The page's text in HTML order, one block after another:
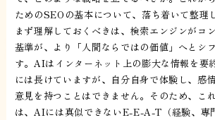
ためのSEOの基本について、落ち着いて整理
まず理解しておくべきは、検索エンジンがコ
基準が、より「人間ならではの価値」へとシ
す。AIはインターネット上の膨大な情報を要
には長けていますが、自分自身で体験し、感
意見を持つことはできません。そのため、こ
は、AIには真似できないE-E-A-T（経験、専